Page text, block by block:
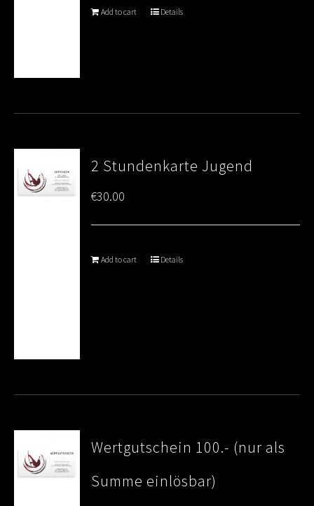
Add to cart Details
2 Stundenkarte Jugend
€30.00
Add to cart Details
Wertgutschein 100.- (nur als
Summe einlösbar)